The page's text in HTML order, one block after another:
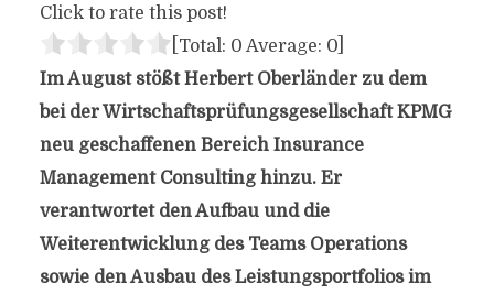
Click to rate this post!
[Total: 0 Average: 0]
Im August stößt Herbert Oberländer zu dem
bei der Wirtschaftsprüfungsgesellschaft KPMG
neu geschaffenen Bereich Insurance
Management Consulting hinzu. Er
verantwortet den Aufbau und die
Weiterentwicklung des Teams Operations
sowie den Ausbau des Leistungsportfolios im